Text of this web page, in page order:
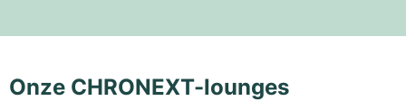
Onze CHRONEXT-lounges